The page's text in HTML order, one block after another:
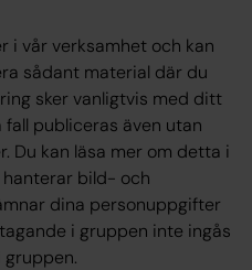
i vår verksamhet och kan
sådant material där du
sker vanligtvis med ditt
publiceras även utan
Du kan läsa mer om detta i
bild- och
dina personuppgifter
i gruppen inte ingås